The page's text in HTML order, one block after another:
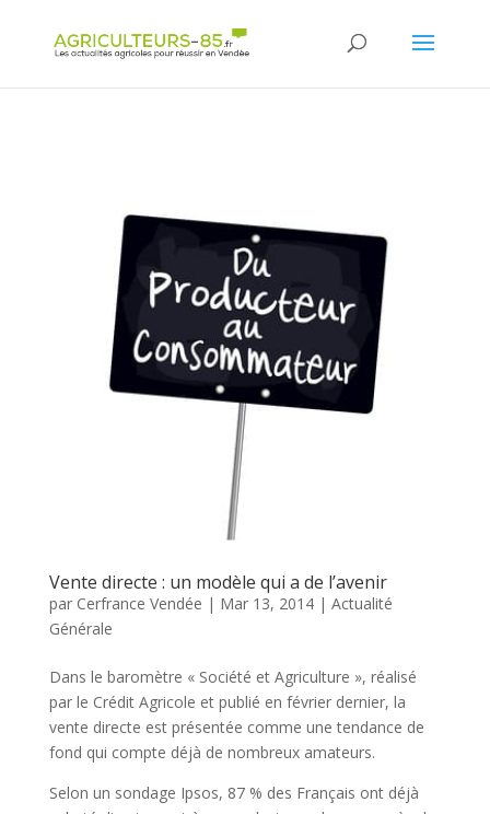
Vente directe : un modèle qui a de l’avenir
par Cerfrance Vendée | Mar 13, 2014| Actualité
Générale
Dans le baromètre « Société et Agriculture », réalisé
par le Crédit Agricole et publié en février dernier, la
vente directe est présentée comme une tendance de
fond qui compte déjà de nombreux amateurs.
Selon un sondage Ipsos, 87 % des Français ont déjà